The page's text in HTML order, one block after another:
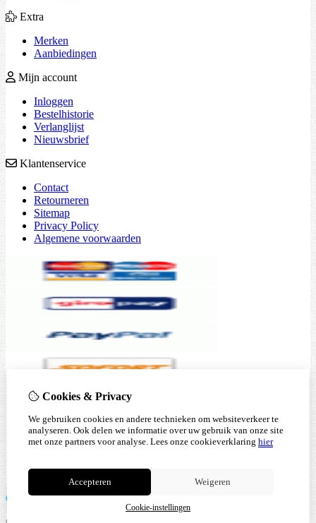
Extra
Merken
Aanbiedingen
Mijn account
Inloggen
Bestelhistorie
Verlanglijst
Nieuwsbrief
Klantenservice
Contact
Retourneren
Sitemap
Privacy Policy
Algemene voorwaarden
Cookies & Privacy
We gebruiken cookies en andere technieken om websiteverkeer te
analyseren. Ook delen we informatie over uw gebruik van onze site
met onze partners voor analyse. Lees onze cookieverklaring hier
Accepteren Weigeren
Cookie-instellingen